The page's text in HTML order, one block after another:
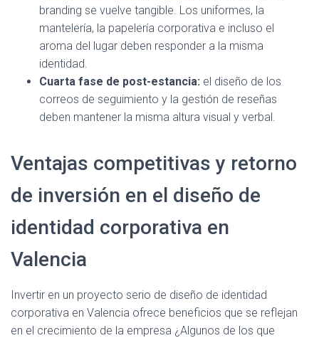
branding se vuelve tangible. Los uniformes, la
mantelería, la papelería corporativa e incluso el
aroma del lugar deben responder a la misma
identidad.
Cuarta fase de post-estancia: el diseño de los
correos de seguimiento y la gestión de reseñas
deben mantener la misma altura visual y verbal.
Ventajas competitivas y retorno
de inversión en el diseño de
identidad corporativa en
Valencia
Invertir en un proyecto serio de diseño de identidad
corporativa en Valencia ofrece beneficios que se reflejan
en el crecimiento de la empresa ¿Algunos de los que